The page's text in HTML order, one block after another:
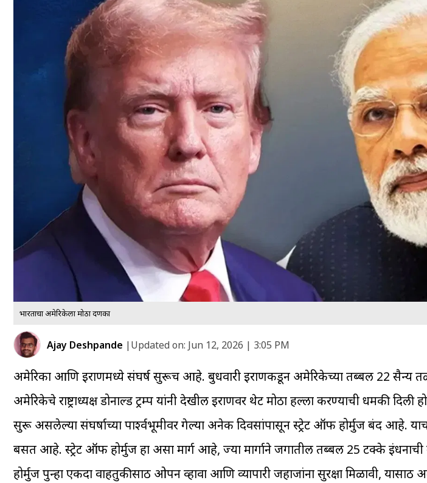
भारताचा अमेरिकेला मोठा दणका
Ajay Deshpande |Updated on: Jun 12, 2026 | 3:05 PM
अमेरिका आणि इराणमध्ये संघर्ष सुरूच आहे. बुधवारी इराणकडून अमेरिकेच्या तब्बल 22 सैन्य
अमेरिकेचे राष्ट्राध्यक्ष डोनाल्ड ट्रम्प यांनी देखील इराणवर थेट मोठा हल्ला करण्याची धमकी
सुरू असलेल्या संघर्षाच्या पार्श्वभूमीवर गेल्या अनेक दिवसांपासून स्ट्रेट ऑफ होर्मुज बंद आहे.
बसत आहे. स्ट्रेट ऑफ होर्मुज हा असा मार्ग आहे, ज्या मार्गाने जगातील तब्बल 25 टक्के
होर्मुज पुन्हा एकदा वाहतुकीसाठी ओपन व्हावा आणि व्यापारी जहाजांना सुरक्षा मिळावी,